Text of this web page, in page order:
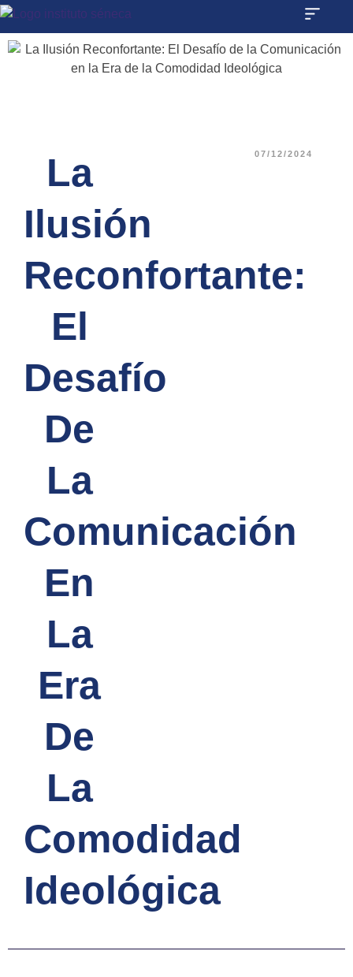
La
Ilusión
Reconfortante:
El
Desafío
De
La
Comunicación
En
La
Era
De
La
Comodidad
Ideológica
07/12/2024